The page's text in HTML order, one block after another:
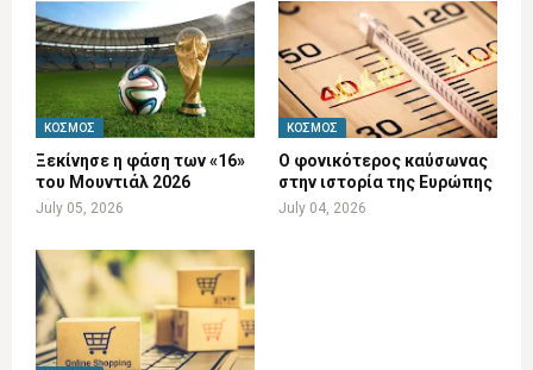
ΚΌΣΜΟΣ
Ξεκίνησε η φάση των «16»
του Μουντιάλ 2026
July 05, 2026
ΚΌΣΜΟΣ
Ο φονικότερος καύσωνας
στην ιστορία της Ευρώπης
July 04, 2026